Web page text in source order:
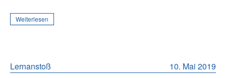
Weiterlesen
10. Mai 2019
Lernanstoß